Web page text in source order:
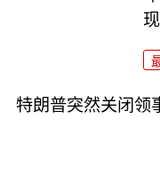
特朗普突然关闭领